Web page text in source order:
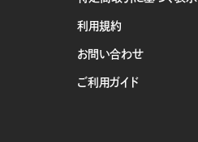
利用規約
お問い合わせ
ご利用ガイド